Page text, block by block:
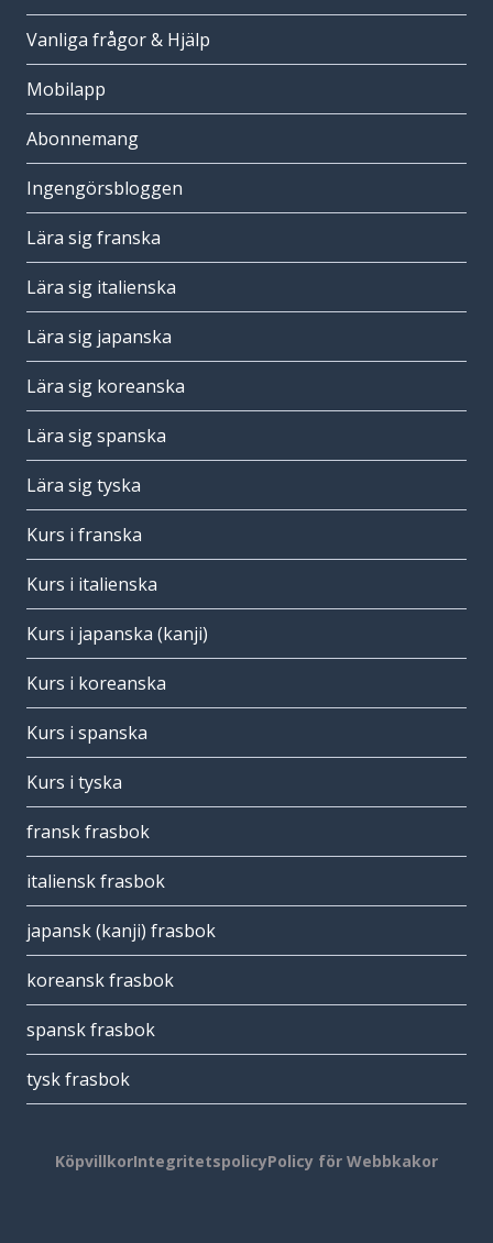
Vanliga frågor & Hjälp
Mobilapp
Abonnemang
Ingengörsbloggen
Lära sig franska
Lära sig italienska
Lära sig japanska
Lära sig koreanska
Lära sig spanska
Lära sig tyska
Kurs i franska
Kurs i italienska
Kurs i japanska (kanji)
Kurs i koreanska
Kurs i spanska
Kurs i tyska
fransk frasbok
italiensk frasbok
japansk (kanji) frasbok
koreansk frasbok
spansk frasbok
tysk frasbok
KöpvillkorIntegritetspolicyPolicy för Webbkakor